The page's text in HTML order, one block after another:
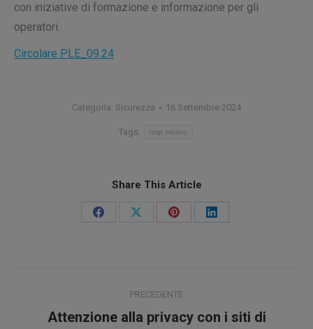
con iniziative di formazione e informazione per gli
operatori.
Circolare PLE_09.24
Categoria: Sicurezza 16 Settembre 2024
Tags: rssp milano
Share This Article
CondividiCondividiCondividiCondividi
PRECEDENTE
Attenzione alla privacy con i siti di